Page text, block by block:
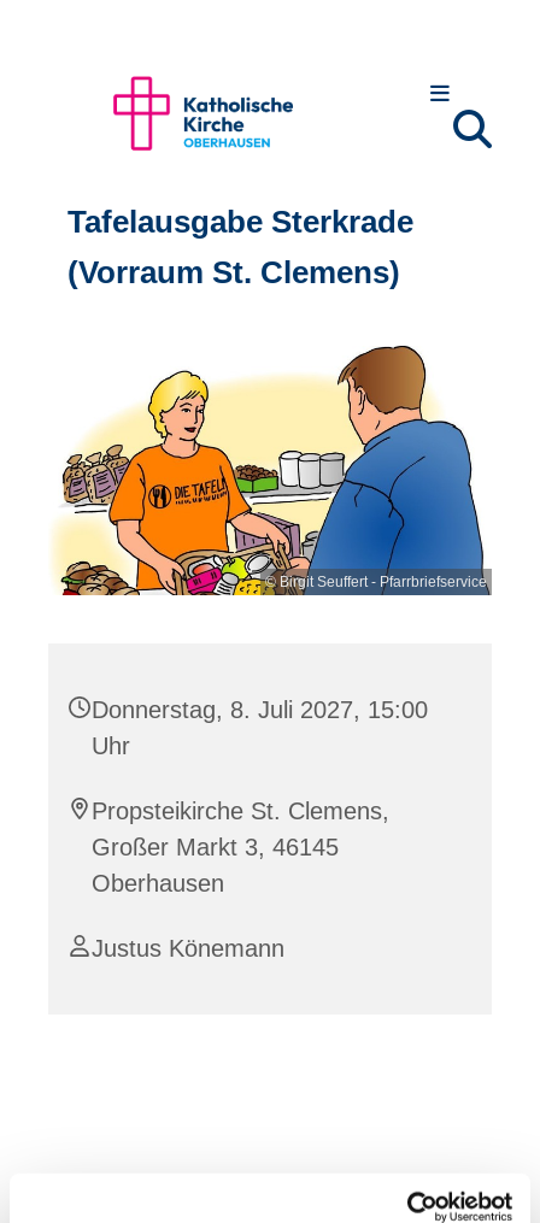
Tafelausgabe Sterkrade
(Vorraum St. Clemens)
© Birgit Seuffert - Pfarrbriefservice
Donnerstag, 8. Juli 2027, 15:00
Uhr
Propsteikirche St. Clemens,
Großer Markt 3, 46145
Oberhausen
Justus Könemann